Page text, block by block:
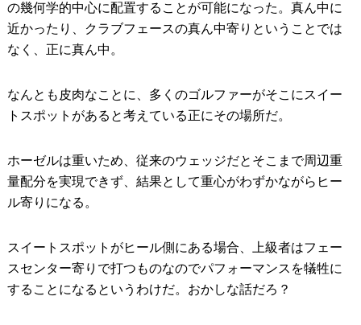
の幾何学的中心に配置することが可能になった。真ん中に
近かったり、クラブフェースの真ん中寄りということでは
なく、正に真ん中。
なんとも皮肉なことに、多くのゴルファーがそこにスイー
トスポットがあると考えている正にその場所だ。
ホーゼルは重いため、従来のウェッジだとそこまで周辺重
量配分を実現できず、結果として重心がわずかながらヒー
ル寄りになる。
スイートスポットがヒール側にある場合、上級者はフェー
スセンター寄りで打つものなのでパフォーマンスを犠牲に
することになるというわけだ。おかしな話だろ？